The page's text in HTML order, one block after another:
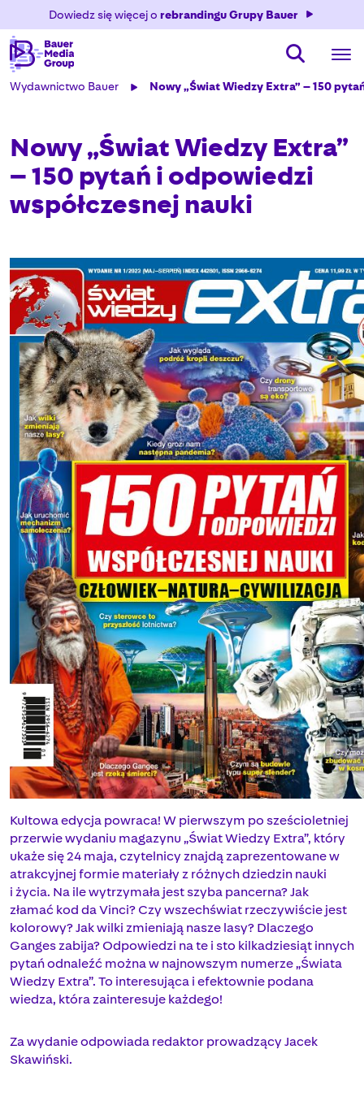
Dowiedz się więcej o rebrandingu Grupy Bauer
Wydawnictwo Bauer Nowy „Świat Wiedzy Extra” – 150
Nowy „Świat Wiedzy Extra”
– 150 pytań i odpowiedzi
współczesnej nauki
Kultowa edycja powraca! W pierwszym po sześcioletniej
przerwie wydaniu magazynu „Świat Wiedzy Extra”, który
ukaże się 24 maja, czytelnicy znajdą zaprezentowane w
atrakcyjnej formie materiały z różnych dziedzin nauki
i życia. Na ile wytrzymała jest szyba pancerna? Jak
złamać kod da Vinci? Czy wszechświat rzeczywiście jest
kolorowy? Jak wilki zmieniają nasze lasy? Dlaczego
Ganges zabija? Odpowiedzi na te i sto kilkadziesiąt innych
pytań odnaleźć można w najnowszym numerze „Świata
Wiedzy Extra”. To interesująca i efektownie podana
wiedza, która zainteresuje każdego!
Za wydanie odpowiada redaktor prowadzący Jacek
Skawiński.